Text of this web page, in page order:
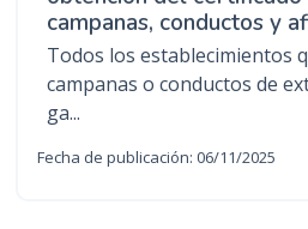
campanas, conductos y
Todos los establecimientos
campanas o conductos de
ga...
Fecha de publicación: 06/11/2025